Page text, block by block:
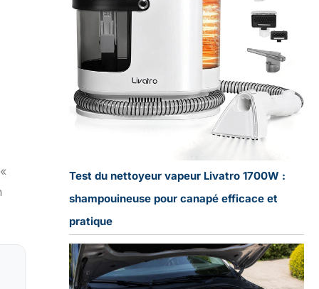
Test du nettoyeur vapeur Livatro 1700W :
shampouineuse pour canapé efficace et
pratique